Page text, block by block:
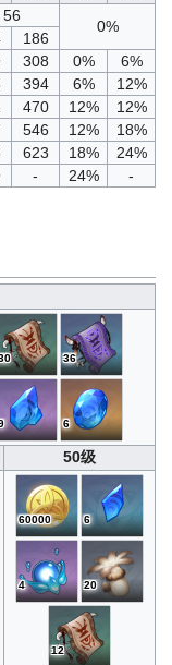
56
0%
186
308 0%
6%
394 6%
12%
470 12%
12%
546 12%
18%
623 18%
24%
- 24% -
36
6
50级
60000 6
4 20
12